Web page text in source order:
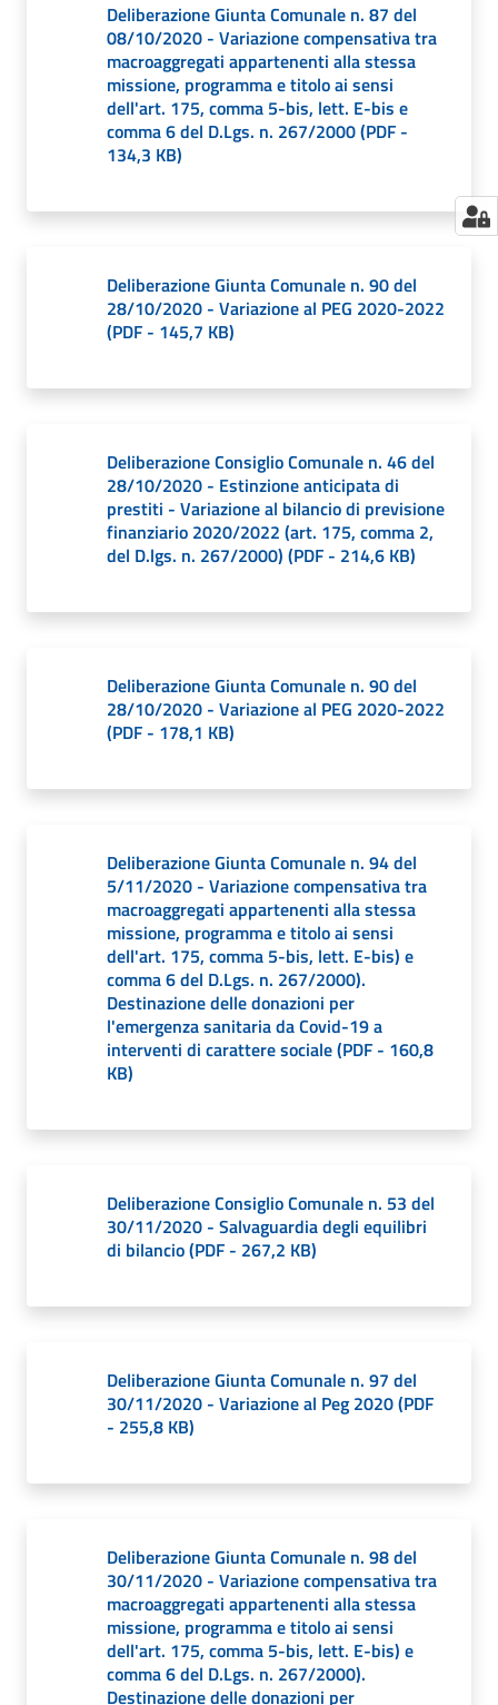
Deliberazione Giunta Comunale n. 87 del
08/10/2020 - Variazione compensativa tra
macroaggregati appartenenti alla stessa
missione, programma e titolo ai sensi
dell'art. 175, comma 5-bis, lett. E-bis e
comma 6 del D.Lgs. n. 267/2000(PDF -
134,3 KB)
Deliberazione Giunta Comunale n. 90 del
28/10/2020 - Variazione al PEG 2020-2022
(PDF - 145,7 KB)
Deliberazione Consiglio Comunale n. 46 del
28/10/2020 - Estinzione anticipata di
prestiti - Variazione al bilancio di previsione
finanziario 2020/2022 (art. 175, comma 2,
del D.lgs. n. 267/2000) (PDF - 214,6 KB)
Deliberazione Giunta Comunale n. 90 del
28/10/2020 - Variazione al PEG 2020-2022
(PDF - 178,1 KB)
Deliberazione Giunta Comunale n. 94 del
5/11/2020 - Variazione compensativa tra
macroaggregati appartenenti alla stessa
missione, programma e titolo ai sensi
dell'art. 175, comma 5-bis, lett. E-bis) e
comma 6 del D.Lgs. n. 267/2000).
Destinazione delle donazioni per
l'emergenza sanitaria da Covid-19 a
interventi di carattere sociale(PDF - 160,8
KB)
Deliberazione Consiglio Comunale n. 53 del
30/11/2020 - Salvaguardia degli equilibri
di bilancio(PDF - 267,2 KB)
Deliberazione Giunta Comunale n. 97 del
30/11/2020 - Variazione al Peg 2020(PDF
- 255,8 KB)
Deliberazione Giunta Comunale n. 98 del
30/11/2020 - Variazione compensativa tra
macroaggregati appartenenti alla stessa
missione, programma e titolo ai sensi
dell'art. 175, comma 5-bis, lett. E-bis) e
comma 6 del D.Lgs. n. 267/2000).
Destinazione delle donazioni per